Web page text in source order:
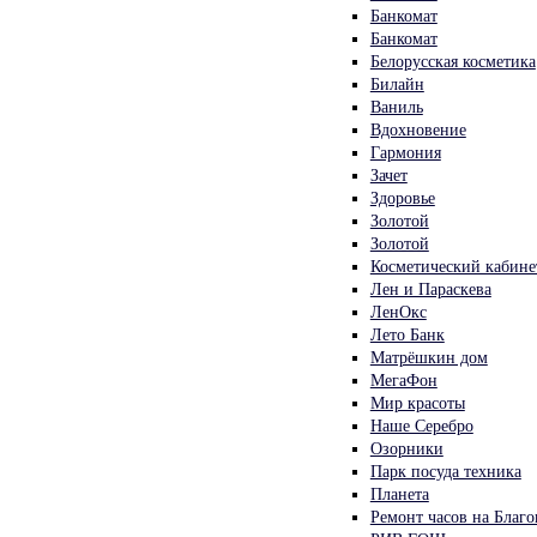
Банкомат
Банкомат
Белорусская косметика
Билайн
Ваниль
Вдохновение
Гармония
Зачет
Здоровье
Золотой
Золотой
Косметический
Лен и Параскева
ЛенОкс
Лето Банк
Матрёшкин дом
МегаФон
Мир красоты
Наше Серебро
Озорники
Парк посуда техника
Планета
Ремонт часов на